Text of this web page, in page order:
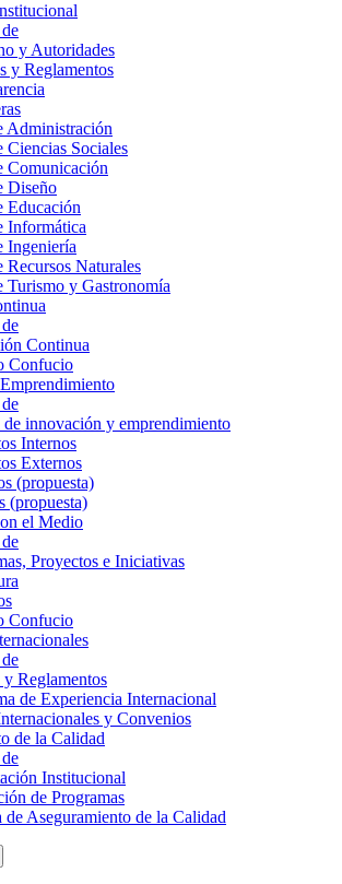
y Autoridades​
y Reglamentos​
Administración
Ciencias Sociales
Comunicación
Diseño
Educación
Informática
Ingeniería
Recursos Naturales
Turismo y Gastronomía
Continua
Confucio
innovación y emprendimiento
Internos
Externos
(propuesta)
(propuesta)
el Medio
Proyectos e Iniciativas
Confucio
Reglamentos
de Experiencia Internacional
y Convenios
de la Calidad
Institucional
de Programas
de Aseguramiento de la Calidad